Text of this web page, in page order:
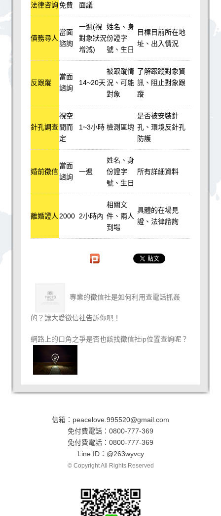
法律咨詢免費 面議
債務尋人
當面
諮詢
一週(視
對象狀況
增減)
姓名、身
份證字
號、生日
目標目前所在地
址、出入情況
反跟蹤
當面
諮詢
14~20天
被跟蹤情
況、可能
對象
了解跟蹤對象資
訊、阻止對象跟
蹤
針孔調查
視空
間而
定
1~3小時 檢測區塊
是否被安裝針
孔、環境反針孔
防護
婚前徵信
當面
諮詢
一週
姓名、身
份證字
號、生日
所有詳細資料
離婚證人 2000 2小時內
相關文
件、兩人
到場
具體的在場見
證、法律諮詢
專業的徵信社是如何利用查電話抓姦
的？讓大愛徵信社告訴你吧！
網路上的口角之爭是否也該找徵信社ip位置查詢呢？
信箱： peacelove.995520@gmail.com
免付費電話： 0800-777-369
免付費電話： 0800-777-369
Line ID： @263wyvcy
© Copyright All Rights Reserved